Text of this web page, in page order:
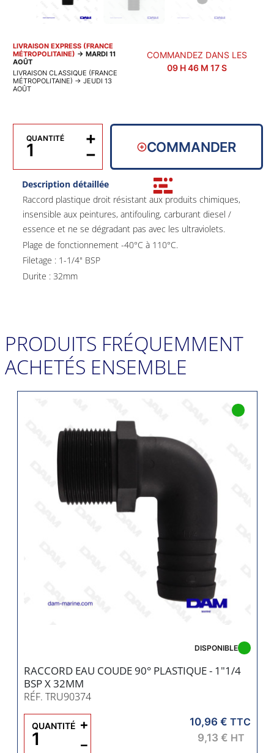
LIVRAISON EXPRESS (FRANCE
MÉTROPOLITAINE) → MARDI 11
AOÛT
LIVRAISON CLASSIQUE (FRANCE
MÉTROPOLITAINE) → JEUDI 13
AOÛT
COMMANDEZ DANS LES
09 H46 M17S
QUANTITÉ
−
+ COMMANDER
Description détaillée
Raccord plastique droit résistant aux produits chimiques,
insensible aux peintures, antifouling, carburant diesel /
essence et ne se dégradant pas avec les ultraviolets.
Plage de fonctionnement -40°C à 110°C.
Filetage : 1-1/4" BSP
Durite : 32mm
PRODUITS FRÉQUEMMENT
ACHETÉS ENSEMBLE
RACCORD EAU COUDE 90° PLASTIQUE - 1"1/4
BSP X 32MM
RÉF. TRU90374
DISPONIBLE
10,96 € TTC
9,13 € HT
QUANTITÉ
−
+